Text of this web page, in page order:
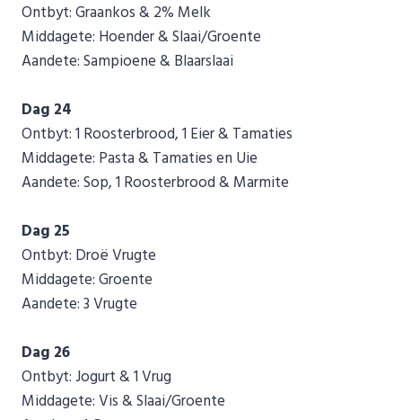
Ontbyt: Graankos & 2% Melk
Middagete: Hoender & Slaai/Groente
Aandete: Sampioene & Blaarslaai
Dag 24
Ontbyt: 1 Roosterbrood, 1 Eier & Tamaties
Middagete: Pasta & Tamaties en Uie
Aandete: Sop, 1 Roosterbrood & Marmite
Dag 25
Ontbyt: Droë Vrugte
Middagete: Groente
Aandete: 3 Vrugte
Dag 26
Ontbyt: Jogurt & 1 Vrug
Middagete: Vis & Slaai/Groente